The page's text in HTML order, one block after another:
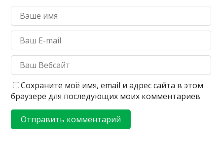
Сохраните моё имя, email и адрес сайта в этом
браузере для последующих моих комментариев